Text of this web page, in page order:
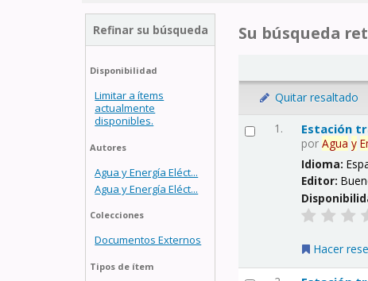
Refinar su búsqueda
Disponibilidad
Limitar a ítems
actualmente
disponibles.
Autores
Agua y Energía Eléct...
Agua y Energía Eléct...
Colecciones
Documentos Externos
Tipos de ítem
Su búsqueda
Quitar resaltado
1. Estación
porAgua y
Idioma:
Editor:
Hacer